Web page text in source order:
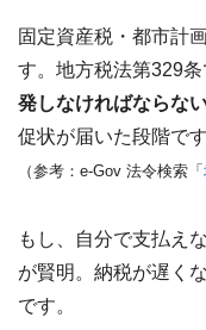
固定資産税・都市計
す。地方税法第329条
発しなければならな
促状が届いた段階で
（参考：e-Gov 法令検索「
もし、自分で支払え
が賢明。納税が遅く
です。